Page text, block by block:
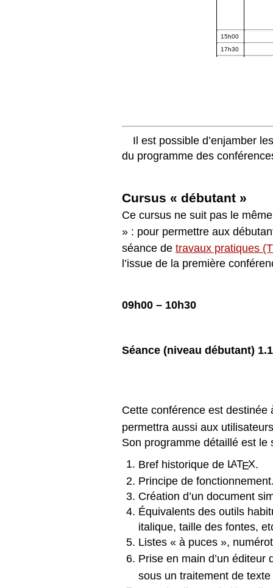
15h00
17h30
Il est possible d’enjamber
du programme des
Cursus « débutant »
Ce cursus ne suit pas le
» : pour permettre aux
séance de travaux pratiques
l’issue de la première
09h00 – 10h30
Séance (niveau débutant) 1.1
Cette conférence est
permettra aussi aux
Son programme détaillé est le
Bref historique de LATEX.
Principe de
Création d’un document
Équivalents des outils
italique, taille des fontes,
Listes « à puces »,
Prise en main d’un
sous un traitement de